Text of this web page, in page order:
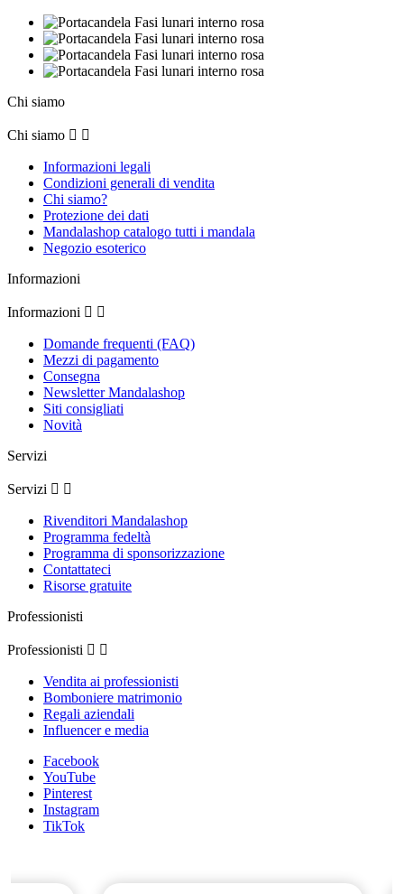
Chi siamo
Chi siamo  
Informazioni legali
Condizioni generali di vendita
Chi siamo?
Protezione dei dati
Mandalashop catalogo tutti i mandala
Negozio esoterico
Informazioni
Informazioni  
Domande frequenti (FAQ)
Mezzi di pagamento
Consegna
Newsletter Mandalashop
Siti consigliati
Novità
Servizi
Servizi  
Rivenditori Mandalashop
Programma fedeltà
Programma di sponsorizzazione
Contattateci
Risorse gratuite
Professionisti
Professionisti  
Vendita ai professionisti
Bomboniere matrimonio
Regali aziendali
Influencer e media
Facebook
YouTube
Pinterest
Instagram
TikTok